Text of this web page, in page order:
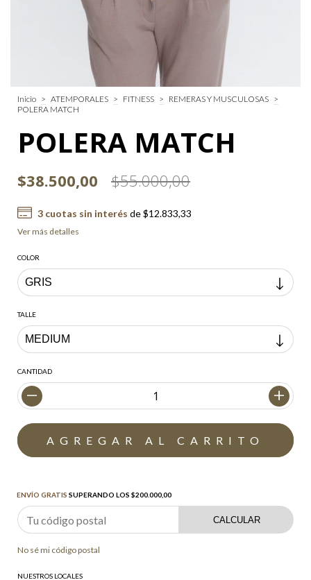
Inicio > ATEMPORALES > FITNESS > REMERAS Y MUSCULOSAS >
POLERA MATCH
POLERA MATCH
$38.500,00 $55.000,00
3cuotas sin interés de$12.833,33
Ver más detalles
COLOR
TALLE
CANTIDAD
ENVÍO GRATIS SUPERANDO LOS $200.000,00
CALCULAR
No sé mi código postal
NUESTROS LOCALES